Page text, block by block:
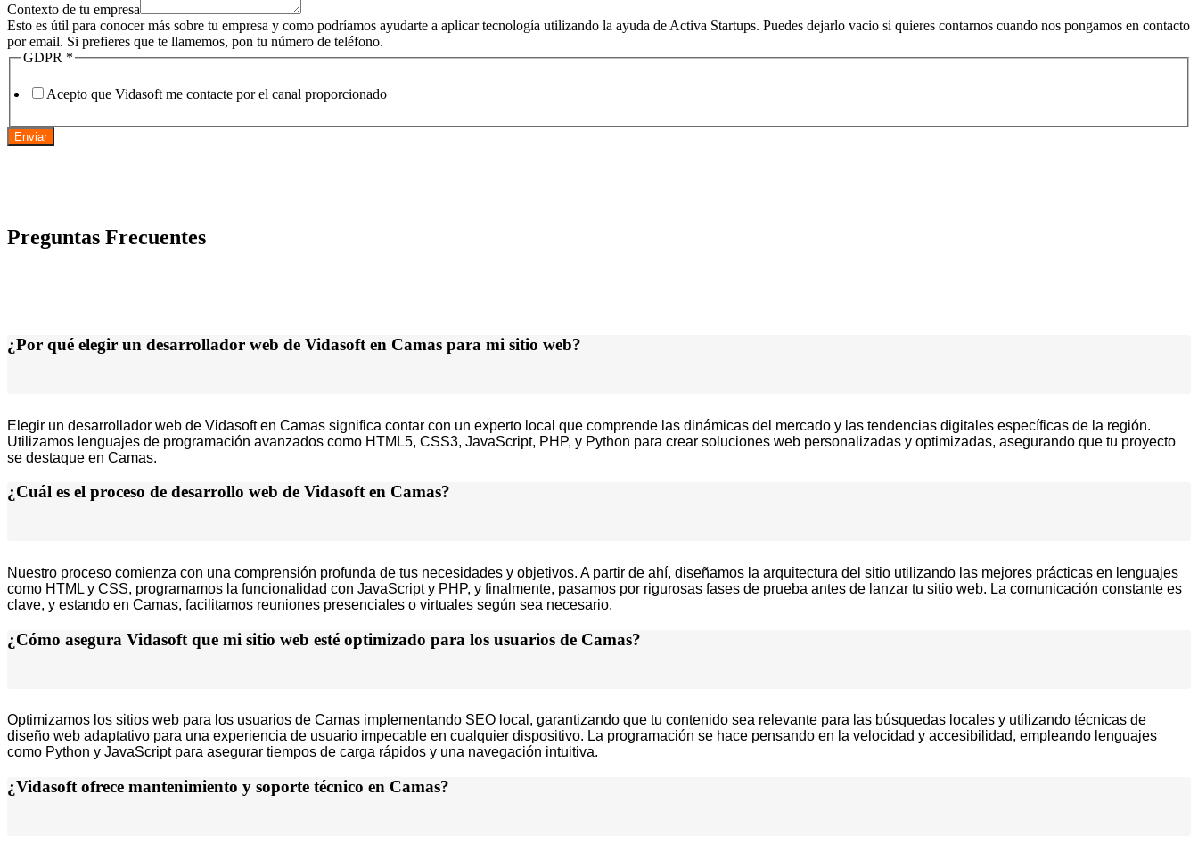
Contexto de tu empresa
Esto es útil para conocer más sobre tu empresa y como podríamos ayudarte a aplicar tecnología utilizando la ayuda de Activa Startups. Puedes dejarlo vacio si quieres contarnos cuando nos pongamos en contacto
por email. Si prefieres que te llamemos, pon tu número de teléfono.
GDPR *
Acepto que Vidasoft me contacte por el canal proporcionado
Enviar
Preguntas Frecuentes
¿Por qué elegir un desarrollador web de Vidasoft en Camas para mi sitio web?
Elegir un desarrollador web de Vidasoft en Camas significa contar con un experto local que comprende las dinámicas del mercado y las tendencias digitales específicas de la región.
Utilizamos lenguajes de programación avanzados como HTML5, CSS3, JavaScript, PHP, y Python para crear soluciones web personalizadas y optimizadas, asegurando que tu proyecto
se destaque en Camas.
¿Cuál es el proceso de desarrollo web de Vidasoft en Camas?
Nuestro proceso comienza con una comprensión profunda de tus necesidades y objetivos. A partir de ahí, diseñamos la arquitectura del sitio utilizando las mejores prácticas en lenguajes
como HTML y CSS, programamos la funcionalidad con JavaScript y PHP, y finalmente, pasamos por rigurosas fases de prueba antes de lanzar tu sitio web. La comunicación constante es
clave, y estando en Camas, facilitamos reuniones presenciales o virtuales según sea necesario.
¿Cómo asegura Vidasoft que mi sitio web esté optimizado para los usuarios de Camas?
Optimizamos los sitios web para los usuarios de Camas implementando SEO local, garantizando que tu contenido sea relevante para las búsquedas locales y utilizando técnicas de
diseño web adaptativo para una experiencia de usuario impecable en cualquier dispositivo. La programación se hace pensando en la velocidad y accesibilidad, empleando lenguajes
como Python y JavaScript para asegurar tiempos de carga rápidos y una navegación intuitiva.
¿Vidasoft ofrece mantenimiento y soporte técnico en Camas?